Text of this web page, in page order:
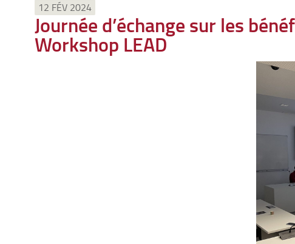
12 FÉV 2024
Journée d’échange sur les
Workshop LEAD